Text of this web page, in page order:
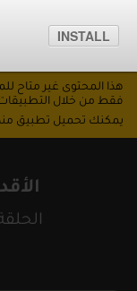
INSTALL
الحلقة
هذا المحتوى غير متاح
فقط من خلال التطبيقات
يمكنك تحميل تطبيق منصة 51 من متاجر التطبيقات